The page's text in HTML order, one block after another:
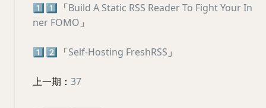
1️⃣1️⃣ 「Build A Static RSS Reader To Fight Your In
ner FOMO 」
1️⃣ 2️⃣ 「Self-Hosting FreshRSS 」
上一期： 37